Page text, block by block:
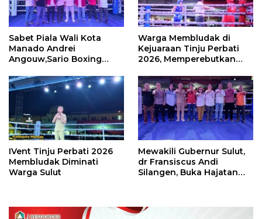
Sabet Piala Wali Kota
Manado Andrei
Angouw,Sario Boxing
Perbati 2026
Warga Membludak di
Kejuaraan Tinju Perbati
2026, Memperebutkan
IVent Tinju Perbati 2026
Membludak Diminati
Warga Sulut
Mewakili Gubernur Sulut,
dr Fransiscus Andi
Silangen, Buka Hajatan